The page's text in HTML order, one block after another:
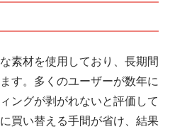
素材を使用しており、長期間
す。多くのユーザーが数年に
ングが剥がれないと評価して
買い替える手間が省け、結果